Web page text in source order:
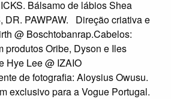
Bálsamo de lábios Shea
DR. PAWPAW. Direção criativa e
@ Boschtobanrap.Cabelos:
produtos Oribe, Dyson e Iles
Hye Lee @ IZAIO
de fotografia: Aloysius Owusu.
exclusivo para a Vogue Portugal.